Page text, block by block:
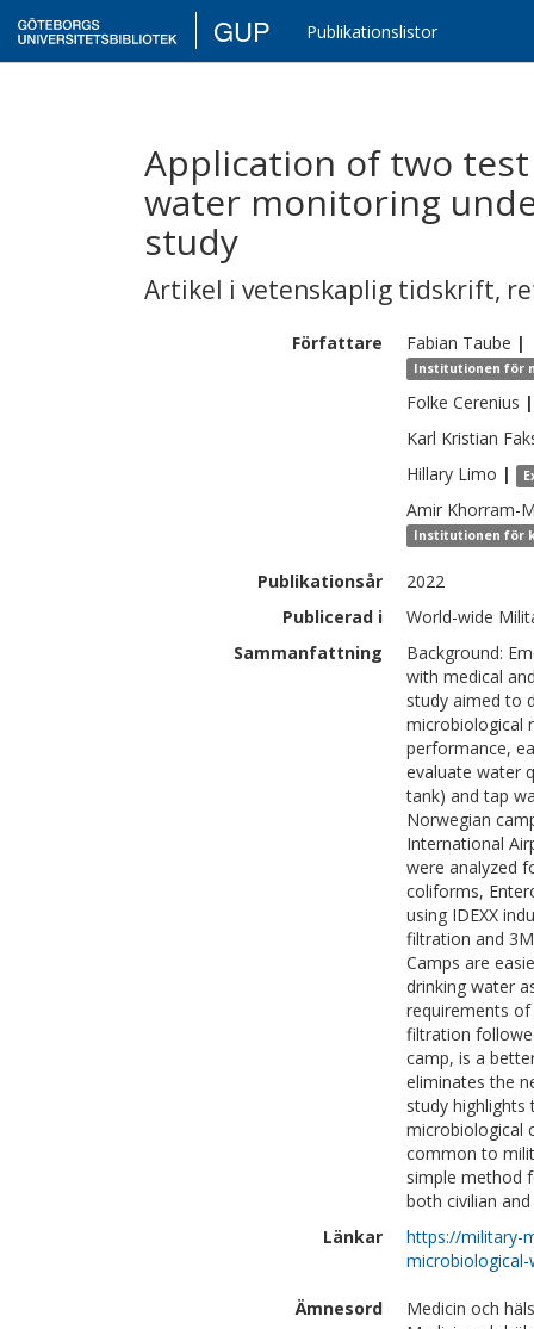
GUP Publikationslistor
Application of two
water monitoring
study
Artikel i vetenskaplig tidskrift,
Författare Fabian Taube |
Institutionen för
Folke Cerenius |
Karl Kristian
Hillary Limo |
Amir Khorram-
Institutionen för
Publikationsår
2022
Publicerad i
World-wide
Sammanfattning
Background:
with medical
study aimed to
microbiological
performance,
evaluate water
tank) and tap
Norwegian
International
were analyzed
coliforms,
using IDEXX
filtration and
Camps are
drinking water
requirements
filtration
camp, is a
eliminates the
study
microbiological
common to
simple method
both civilian
Länkar
https://military-
Ämnesord
Medicin och